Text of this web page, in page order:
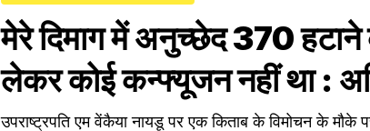
मेरे दिमाग में अनुच्छेद 370 हटाने
लेकर कोई कन्फ्यूजन नहीं था :
उपराष्ट्रपति एम वेंकैया नायडू पर एक किताब के विमोचन के